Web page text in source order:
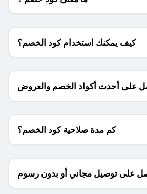
كيف يمكنك استخدام كود الخصم؟
على أحدث أكواد الخصم والعروض
للمتاجر؟
كم مدة صلاحية كود الخصم؟
على توصيل مجاني أو بدون رسوم
الشحن ؟